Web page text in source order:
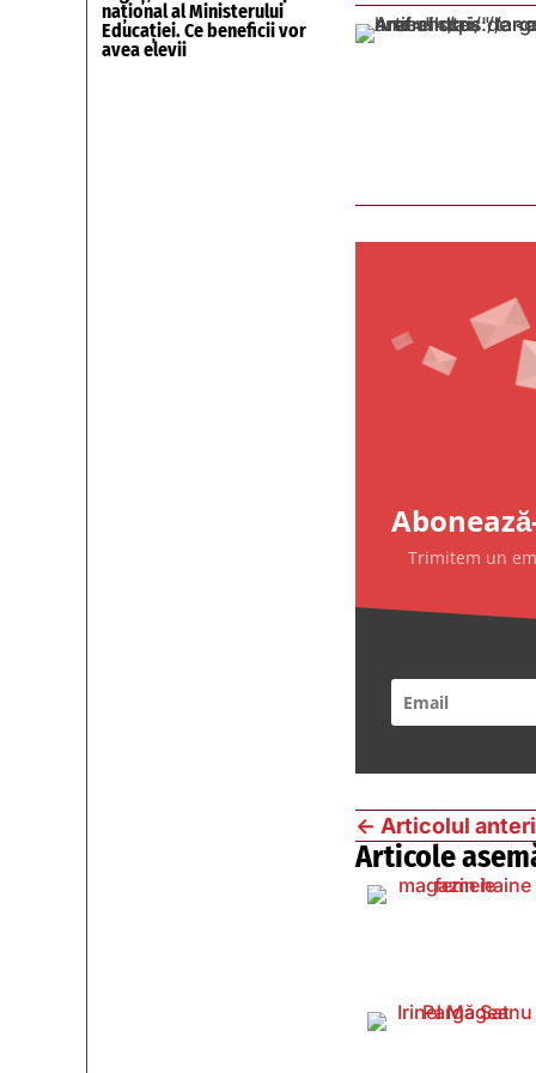
național al Ministerului
Educației. Ce beneficii vor
avea elevii
Trimitem un
← Articolul
Articole